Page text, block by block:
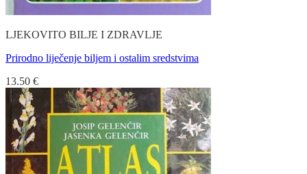
LJEKOVITO BILJE I ZDRAVLJE
Prirodno liječenje biljem i ostalim sredstvima
13.50 €